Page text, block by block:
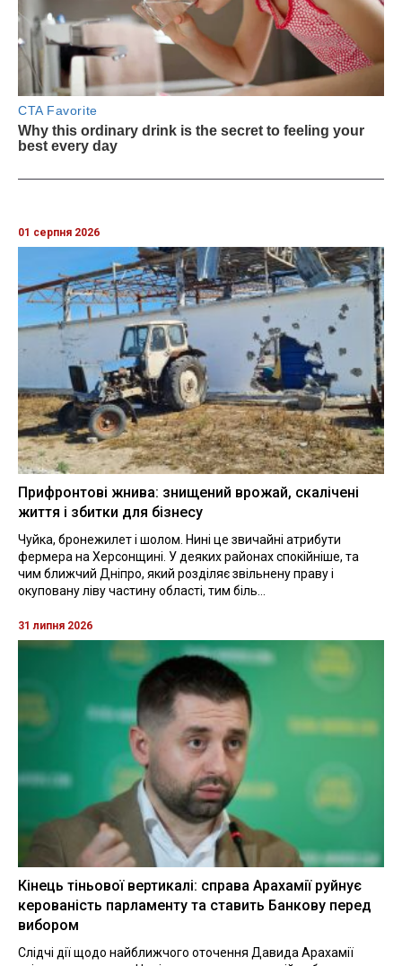
01 серпня 2026
Прифронтові жнива: знищений врожай, скалічені
життя і збитки для бізнесу
Чуйка, бронежилет і шолом. Нині це звичайні атрибути
фермера на Херсонщині. У деяких районах спокійніше, та
чим ближчий Дніпро, який розділяє звільнену праву і
окуповану ліву частину області, тим біль...
31 липня 2026
Кінець тіньової вертикалі: справа Арахамії руйнує
керованість парламенту та ставить Банкову перед
вибором
Слідчі дії щодо найближчого оточення Давида Арахамії